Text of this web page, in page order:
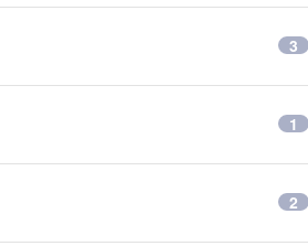
3
1
2